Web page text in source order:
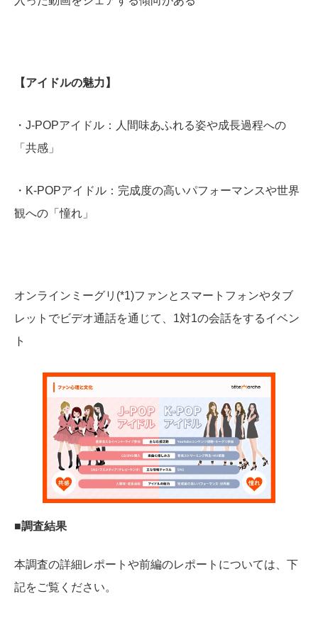
【アイドルの魅力】
・J-POPアイドル：人間味あふれる姿や成長過程への
「共感」
・K-POPアイドル：完成度の高いパフォーマンスや世界
観への「憧れ」
オンラインミーグリ(*1)ファンとスマートフォンやタブ
レットでビデオ通話を通じて、1対1の会話をするイベン
ト
■調査結果
本調査の詳細レポートや前編のレポートについては、下
記をご覧ください。